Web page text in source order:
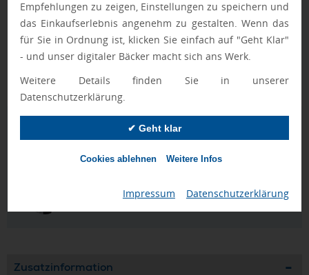
Empfehlungen zu zeigen, Einstellungen zu speichern und
das Einkaufserlebnis angenehm zu gestalten. Wenn das
für Sie in Ordnung ist, klicken Sie einfach auf "Geht Klar"
- und unser digitaler Bäcker macht sich ans Werk.
Weitere Details finden Sie in unserer
Datenschutzerklärung.
✔ Geht klar
Cookies ablehnen Weitere Infos
Impressum Datenschutzerklärung
Für die Veredelung auf dem Bezug stehen Ihnen folgende
Druckverfahren zur Verfügung: Siebdruck bis zu vier Farben
oder ein Digitaltransferdruck für besonders feine Motive.
Weitere dezente Veredelungen sind ein Lasersticker im Griff
oder ein Druck auf dem Schließband.
schaffen es in den Shop.Mehr erfahren
Qualitätssicherung
Zusatzinformation